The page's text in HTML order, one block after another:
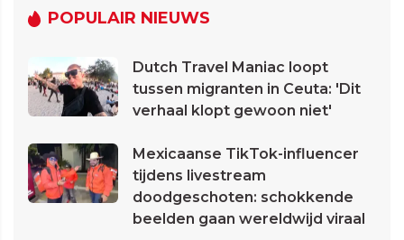
POPULAIR NIEUWS
Dutch Travel Maniac loopt
tussen migranten in Ceuta: 'Dit
verhaal klopt gewoon niet'
Mexicaanse TikTok-influencer
tijdens livestream
doodgeschoten: schokkende
beelden gaan wereldwijd viraal